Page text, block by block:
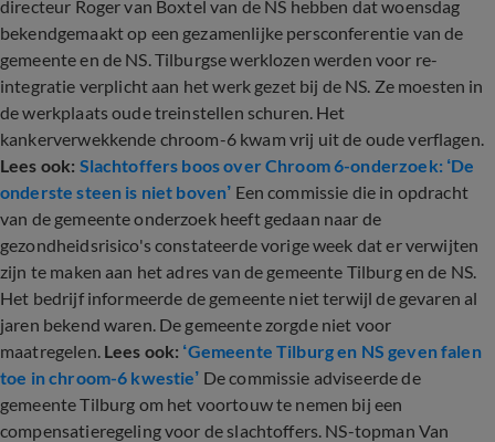
directeur Roger van Boxtel van de NS hebben dat woensdag
bekendgemaakt op een gezamenlijke persconferentie van de
gemeente en de NS. Tilburgse werklozen werden voor re-
integratie verplicht aan het werk gezet bij de NS. Ze moesten in
de werkplaats oude treinstellen schuren. Het
kankerverwekkende chroom-6 kwam vrij uit de oude verflagen.
Lees ook: Slachtoffers boos over Chroom 6-onderzoek: ‘De
onderste steen is niet boven’ Een commissie die in opdracht
van de gemeente onderzoek heeft gedaan naar de
gezondheidsrisico's constateerde vorige week dat er verwijten
zijn te maken aan het adres van de gemeente Tilburg en de NS.
Het bedrijf informeerde de gemeente niet terwijl de gevaren al
jaren bekend waren. De gemeente zorgde niet voor
maatregelen. Lees ook: ‘Gemeente Tilburg en NS geven falen
toe in chroom-6 kwestie’ De commissie adviseerde de
gemeente Tilburg om het voortouw te nemen bij een
compensatieregeling voor de slachtoffers. NS-topman Van